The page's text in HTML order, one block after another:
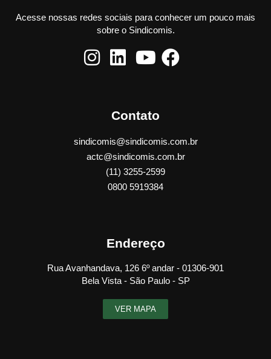
Acesse nossas redes sociais para conhecer um pouco mais
sobre o Sindicomis.
Contato
sindicomis@sindicomis.com.br
actc@sindicomis.com.br
(11) 3255-2599
0800 5919384
Endereço
Rua Avanhandava, 126 6º andar - 01306-901
Bela Vista - São Paulo - SP
VER MAPA